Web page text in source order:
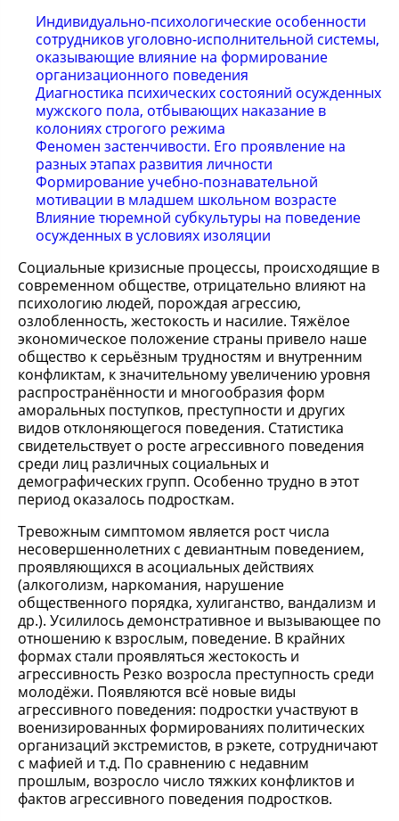
Индивидуально-психологические особенности
сотрудников уголовно-исполнительной системы,
оказывающие влияние на формирование
организационного поведения
Диагностика психических состояний осужденных
мужского пола, отбывающих наказание в
колониях строгого режима
Феномен застенчивости. Его проявление на
разных этапах развития личности
Формирование учебно-познавательной
мотивации в младшем школьном возрасте
Влияние тюремной субкультуры на поведение
осужденных в условиях изоляции
Социальные кризисные процессы, происходящие в
современном обществе, отрицательно влияют на
психологию людей, порождая агрессию,
озлобленность, жестокость и насилие. Тяжёлое
экономическое положение страны привело наше
общество к серьёзным трудностям и внутренним
конфликтам, к значительному увеличению уровня
распространённости и многообразия форм
аморальных поступков, преступности и других
видов отклоняющегося поведения. Статистика
свидетельствует о росте агрессивного поведения
среди лиц различных социальных и
демографических групп. Особенно трудно в этот
период оказалось подросткам.
Тревожным симптомом является рост числа
несовершеннолетних с девиантным поведением,
проявляющихся в асоциальных действиях
(алкоголизм, наркомания, нарушение
общественного порядка, хулиганство, вандализм и
др.). Усилилось демонстративное и вызывающее по
отношению к взрослым, поведение. В крайних
формах стали проявляться жестокость и
агрессивность Резко возросла преступность среди
молодёжи. Появляются всё новые виды
агрессивного поведения: подростки участвуют в
военизированных формированиях политических
организаций экстремистов, в рэкете, сотрудничают
с мафией и т.д. По сравнению с недавним
прошлым, возросло число тяжких конфликтов и
фактов агрессивного поведения подростков.